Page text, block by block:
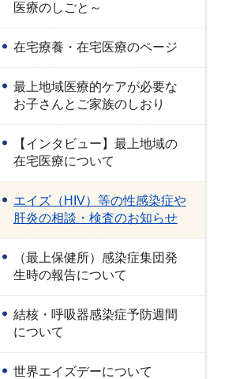
医療のしごと～
在宅療養・在宅医療のページ
最上地域医療的ケアが必要な
お子さんとご家族のしおり
【インタビュー】最上地域の
在宅医療について
エイズ（HIV）等の性感染症や
肝炎の相談・検査のお知らせ
（最上保健所）感染症集団発
生時の報告について
結核・呼吸器感染症予防週間
について
世界エイズデーについて